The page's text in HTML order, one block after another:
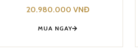
20.980.000 VNĐ
MUA NGAY